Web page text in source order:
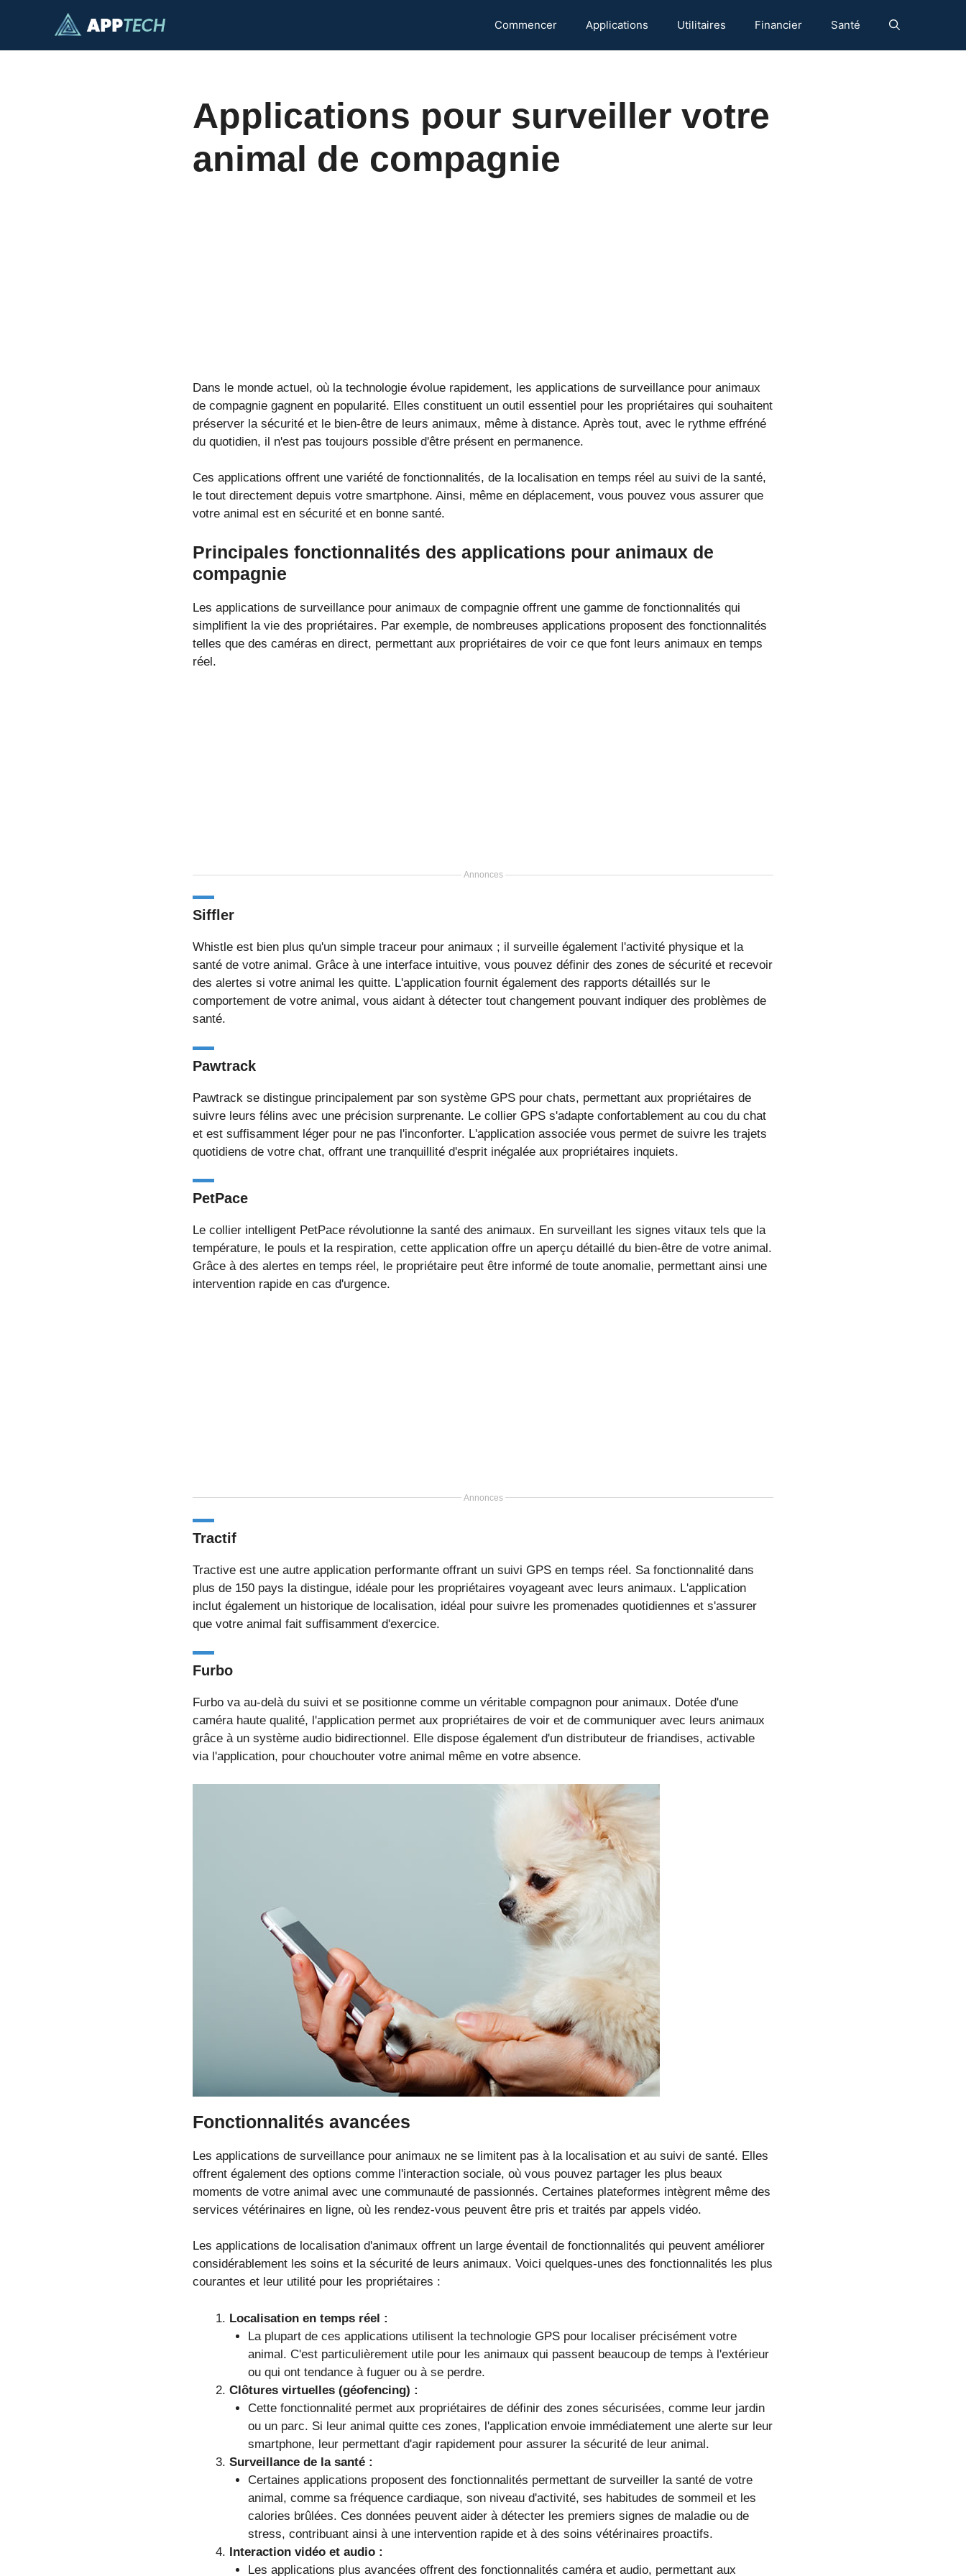
Commencer Applications Utilitaires Financier Santé
Applications pour surveiller votre
animal de compagnie
Dans le monde actuel, où la technologie évolue rapidement, les applications de surveillance pour animaux
de compagnie gagnent en popularité. Elles constituent un outil essentiel pour les propriétaires qui souhaitent
préserver la sécurité et le bien-être de leurs animaux, même à distance. Après tout, avec le rythme effréné
du quotidien, il n'est pas toujours possible d'être présent en permanence.
Ces applications offrent une variété de fonctionnalités, de la localisation en temps réel au suivi de la santé,
le tout directement depuis votre smartphone. Ainsi, même en déplacement, vous pouvez vous assurer que
votre animal est en sécurité et en bonne santé.
Principales fonctionnalités des applications pour animaux de
compagnie
Les applications de surveillance pour animaux de compagnie offrent une gamme de fonctionnalités qui
simplifient la vie des propriétaires. Par exemple, de nombreuses applications proposent des fonctionnalités
telles que des caméras en direct, permettant aux propriétaires de voir ce que font leurs animaux en temps
réel.
Annonces
Siffler
Whistle est bien plus qu'un simple traceur pour animaux ; il surveille également l'activité physique et la
santé de votre animal. Grâce à une interface intuitive, vous pouvez définir des zones de sécurité et recevoir
des alertes si votre animal les quitte. L'application fournit également des rapports détaillés sur le
comportement de votre animal, vous aidant à détecter tout changement pouvant indiquer des problèmes de
santé.
Pawtrack
Pawtrack se distingue principalement par son système GPS pour chats, permettant aux propriétaires de
suivre leurs félins avec une précision surprenante. Le collier GPS s'adapte confortablement au cou du chat
et est suffisamment léger pour ne pas l'inconforter. L'application associée vous permet de suivre les trajets
quotidiens de votre chat, offrant une tranquillité d'esprit inégalée aux propriétaires inquiets.
PetPace
Le collier intelligent PetPace révolutionne la santé des animaux. En surveillant les signes vitaux tels que la
température, le pouls et la respiration, cette application offre un aperçu détaillé du bien-être de votre animal.
Grâce à des alertes en temps réel, le propriétaire peut être informé de toute anomalie, permettant ainsi une
intervention rapide en cas d'urgence.
Annonces
Tractif
Tractive est une autre application performante offrant un suivi GPS en temps réel. Sa fonctionnalité dans
plus de 150 pays la distingue, idéale pour les propriétaires voyageant avec leurs animaux. L'application
inclut également un historique de localisation, idéal pour suivre les promenades quotidiennes et s'assurer
que votre animal fait suffisamment d'exercice.
Furbo
Furbo va au-delà du suivi et se positionne comme un véritable compagnon pour animaux. Dotée d'une
caméra haute qualité, l'application permet aux propriétaires de voir et de communiquer avec leurs animaux
grâce à un système audio bidirectionnel. Elle dispose également d'un distributeur de friandises, activable
via l'application, pour chouchouter votre animal même en votre absence.
Fonctionnalités avancées
Les applications de surveillance pour animaux ne se limitent pas à la localisation et au suivi de santé. Elles
offrent également des options comme l'interaction sociale, où vous pouvez partager les plus beaux
moments de votre animal avec une communauté de passionnés. Certaines plateformes intègrent même des
services vétérinaires en ligne, où les rendez-vous peuvent être pris et traités par appels vidéo.
Les applications de localisation d'animaux offrent un large éventail de fonctionnalités qui peuvent améliorer
considérablement les soins et la sécurité de leurs animaux. Voici quelques-unes des fonctionnalités les plus
courantes et leur utilité pour les propriétaires :
Localisation en temps réel :
La plupart de ces applications utilisent la technologie GPS pour localiser précisément votre
animal. C'est particulièrement utile pour les animaux qui passent beaucoup de temps à l'extérieur
ou qui ont tendance à fuguer ou à se perdre.
Clôtures virtuelles (géofencing) :
Cette fonctionnalité permet aux propriétaires de définir des zones sécurisées, comme leur jardin
ou un parc. Si leur animal quitte ces zones, l'application envoie immédiatement une alerte sur leur
smartphone, leur permettant d'agir rapidement pour assurer la sécurité de leur animal.
Surveillance de la santé :
Certaines applications proposent des fonctionnalités permettant de surveiller la santé de votre
animal, comme sa fréquence cardiaque, son niveau d'activité, ses habitudes de sommeil et les
calories brûlées. Ces données peuvent aider à détecter les premiers signes de maladie ou de
stress, contribuant ainsi à une intervention rapide et à des soins vétérinaires proactifs.
Interaction vidéo et audio :
Les applications plus avancées offrent des fonctionnalités caméra et audio, permettant aux